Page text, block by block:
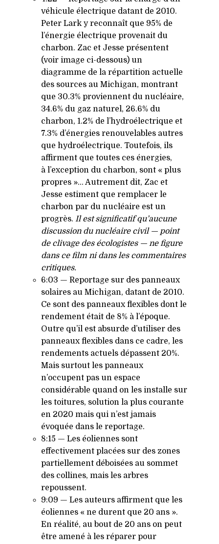
véhicule électrique datant de 2010.
Peter Lark y reconnaît que 95% de
l’énergie électrique provenait du
charbon. Zac et Jesse présentent
(voir image ci-dessous) un
diagramme de la répartition actuelle
des sources au Michigan, montrant
que 30.3% proviennent du nucléaire,
34.6% du gaz naturel, 26.6% du
charbon, 1.2% de l’hydroélectrique et
7.3% d’énergies renouvelables autres
que hydroélectrique. Toutefois, ils
affirment que toutes ces énergies,
à l’exception du charbon, sont « plus
propres »… Autrement dit, Zac et
Jesse estiment que remplacer le
charbon par du nucléaire est un
progrès. Il est significatif qu’aucune
discussion du nucléaire civil — point
de clivage des écologistes — ne figure
dans ce film ni dans les commentaires
critiques.
6:03 — Reportage sur des panneaux
solaires au Michigan, datant de 2010.
Ce sont des panneaux flexibles dont le
rendement était de 8% à l’époque.
Outre qu’il est absurde d’utiliser des
panneaux flexibles dans ce cadre, les
rendements actuels dépassent 20%.
Mais surtout les panneaux
n’occupent pas un espace
considérable quand on les installe sur
les toitures, solution la plus courante
en 2020 mais qui n’est jamais
évoquée dans le reportage.
8:15 — Les éoliennes sont
effectivement placées sur des zones
partiellement déboisées au sommet
des collines, mais les arbres
repoussent.
9:09 — Les auteurs affirment que les
éoliennes « ne durent que 20 ans ».
En réalité, au bout de 20 ans on peut
être amené à les réparer pour